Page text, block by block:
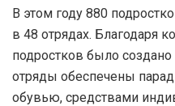
В этом году 880
в 48 отрядах. Благодаря
подростков было
отряды обеспечены
обувью, средствами